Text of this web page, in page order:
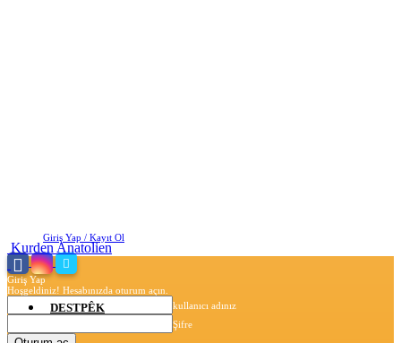
Giriş Yap / Kayıt Ol
Giriş Yap
Hoşgeldiniz! Hesabınızda oturum açın.
kullanıcı adınız
Şifre
Kurden Anatolien
DESTPÊK